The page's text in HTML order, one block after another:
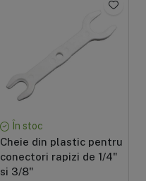
În stoc
Cheie din plastic pentru
conectori rapizi de 1/4"
si 3/8"